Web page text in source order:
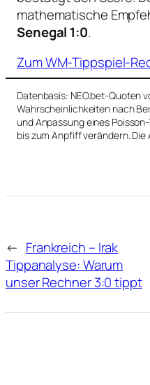
mathematische
Senegal 1:0.
Zum WM-Tippspiel-
Datenbasis: NEO.bet-Quoten
Wahrscheinlichkeiten nach
und Anpassung eines
bis zum Anpfiff verändern.
← Frankreich – Irak
Tippanalyse: Warum
unser Rechner 3:0 tippt